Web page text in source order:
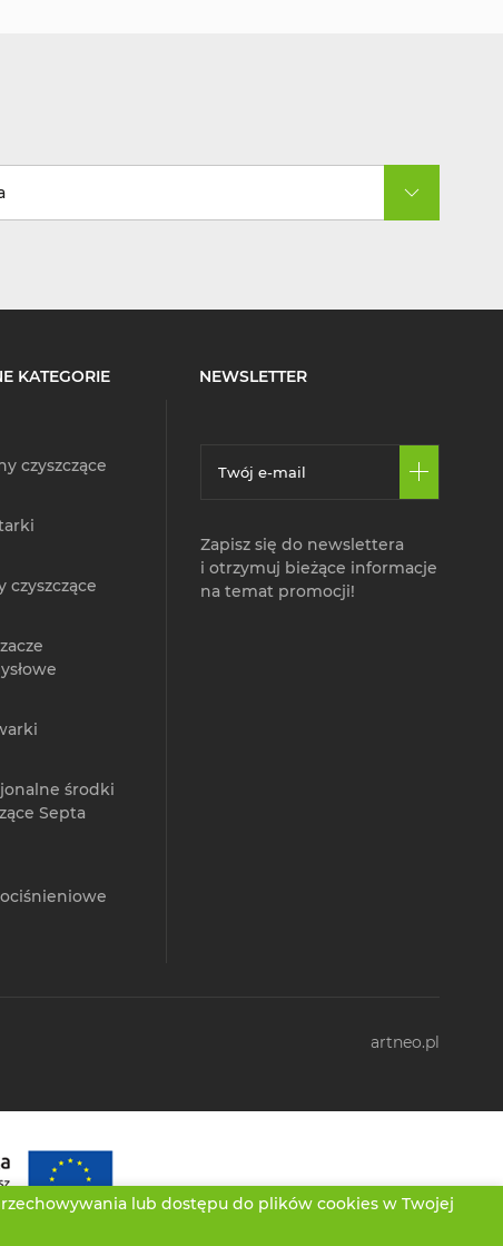
lub dostępu do plików cookies w Twojej
KATEGORIE
czyszczące
czyszczące
środki
Septa
NEWSLETTER
Zapisz się do newslettera
i otrzymuj bieżące informacje
na temat promocji!
artneo.pl